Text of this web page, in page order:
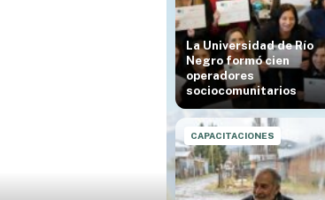
La Universidad de Río
Negro formó cien
operadores
sociocomunitarios
CAPACITACIONES